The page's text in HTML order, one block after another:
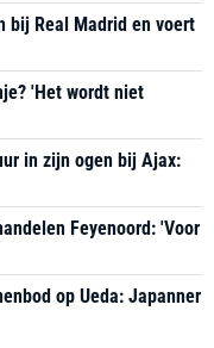
bij Real Madrid en voert
'Het wordt niet
in zijn ogen bij Ajax:
Feyenoord: 'Voor
op Ueda: Japanner